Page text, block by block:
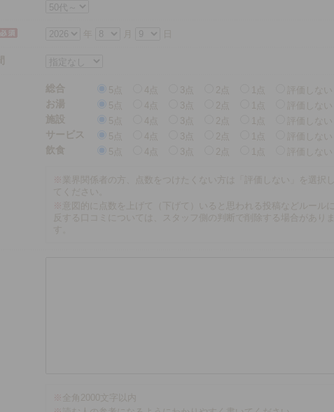
年
総合 5点 3点 2点 1点
評価しない
お湯
5点 3点 2点 1点
評価しない
施設
5点 3点 2点 1点
評価しない
サービス
5点 3点 2点 1点
評価しない
飲食
5点 3点 2点 1点 評価しない
※ 業界関係者の方、点数をつけたくない方は「評価しない」を選択し
てください。
※ 意図的に点数を上げて（下げて）いると思われる投稿などルールに
反する口コミについては、スタッフ側の判断で削除する場合がありま
※ 全角2000文字以内